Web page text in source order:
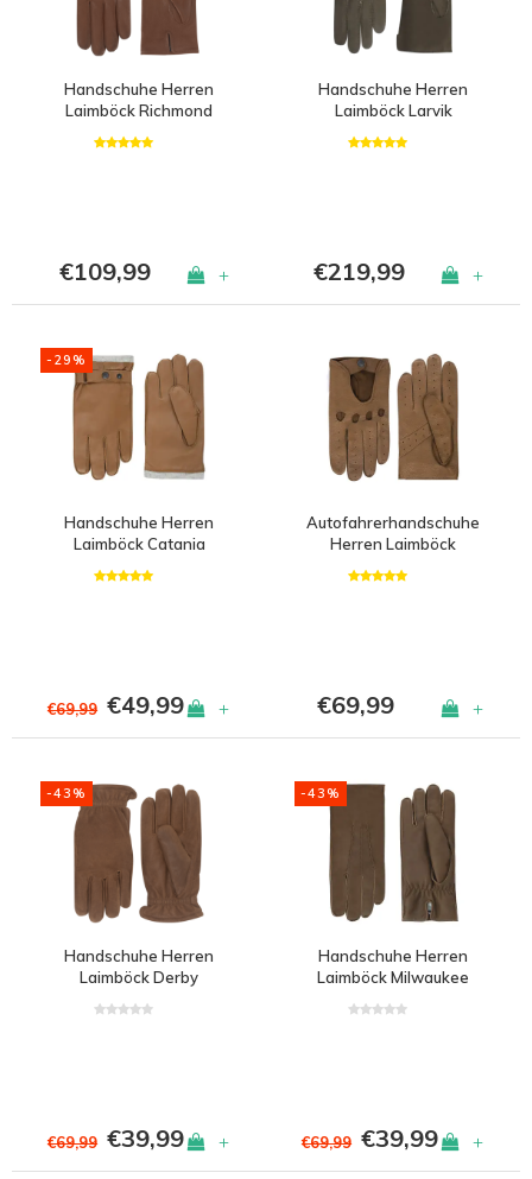
Handschuhe Herren
Laimböck Richmond
€109,99 +
Handschuhe Herren
Laimböck Larvik
€219,99 +
-29%
Handschuhe Herren
Laimböck Catania
€69,99 €49,99 +
Autofahrerhandschuhe
Herren Laimböck
€69,99 +
-43%
Handschuhe Herren
Laimböck Derby
€69,99 €39,99 +
-43%
Handschuhe Herren
Laimböck Milwaukee
€69,99 €39,99 +